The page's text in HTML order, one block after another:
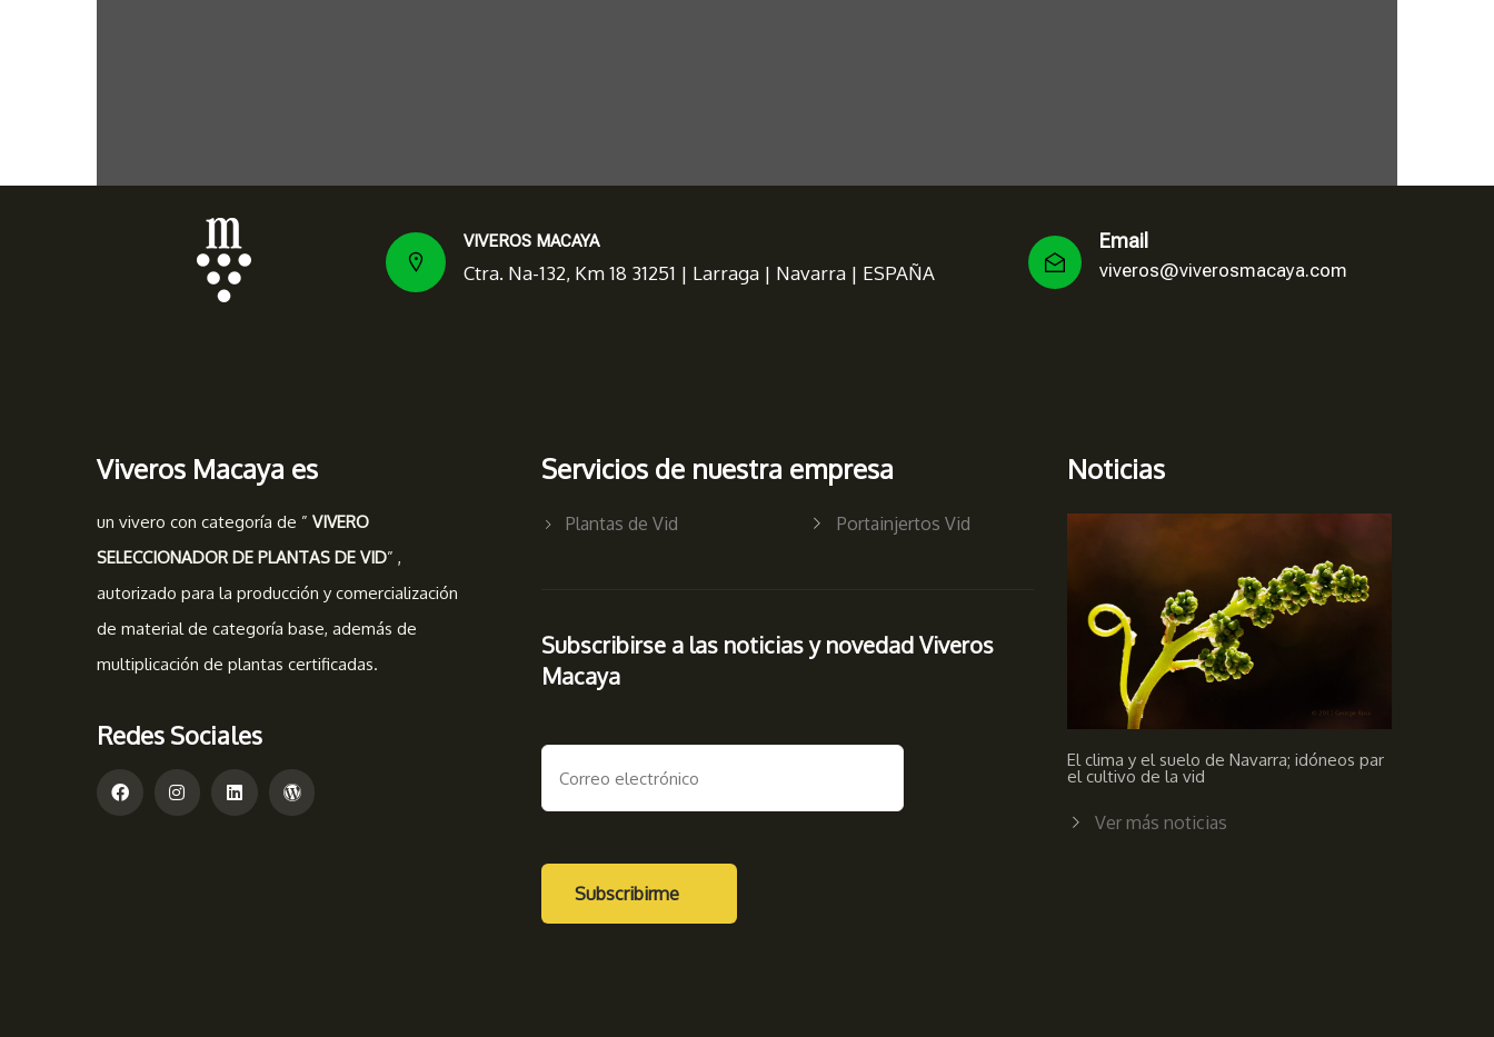
VIVEROS MACAYA
Ctra. Na-132, Km 18 31251 | Larraga | Navarra | ESPAÑA
Email
viveros@viverosmacaya.com
Viveros Macaya es
un vivero con categoría de ” VIVERO
SELECCIONADOR DE PLANTAS DE VID” ,
autorizado para la producción y comercialización
de material de categoría base, además de
multiplicación de plantas certificadas.
Redes Sociales
Servicios de nuestra empresa
Plantas de Vid Portainjertos Vid
Subscribirse a las noticias y novedad Viveros
Macaya
Noticias
El clima y el suelo de Navarra; idóneos par
el cultivo de la vid
Ver más noticias